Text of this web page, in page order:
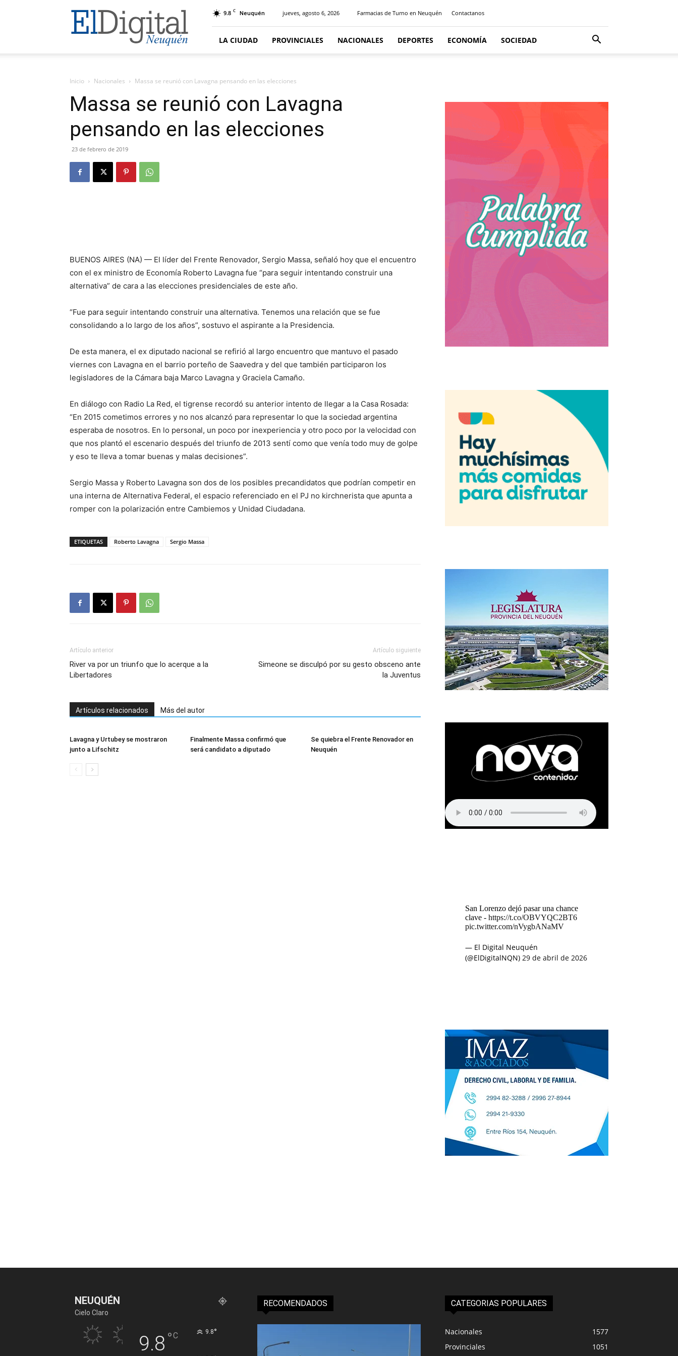
El
Digital
Neuquen
9.8 C Neuquén jueves, agosto 6, 2026 Farmacias de Turno en Neuquén Contactanos
LA CIUDAD PROVINCIALES NACIONALES DEPORTES ECONOMÍA SOCIEDAD
Inicio Nacionales Massa se reunió con Lavagna pensando en las elecciones
Massa se reunió con Lavagna
pensando en las elecciones
23 de febrero de 2019
BUENOS AIRES (NA) — El líder del Frente Renovador, Sergio Massa, señaló hoy que el encuentro
con el ex ministro de Economía Roberto Lavagna fue “para seguir intentando construir una
alternativa” de cara a las elecciones presidenciales de este año.
“Fue para seguir intentando construir una alternativa. Tenemos una relación que se fue
consolidando a lo largo de los años”, sostuvo el aspirante a la Presidencia.
De esta manera, el ex diputado nacional se refirió al largo encuentro que mantuvo el pasado
viernes con Lavagna en el barrio porteño de Saavedra y del que también participaron los
legisladores de la Cámara baja Marco Lavagna y Graciela Camaño.
En diálogo con Radio La Red, el tigrense recordó su anterior intento de llegar a la Casa Rosada:
“En 2015 cometimos errores y no nos alcanzó para representar lo que la sociedad argentina
esperaba de nosotros. En lo personal, un poco por inexperiencia y otro poco por la velocidad con
que nos plantó el escenario después del triunfo de 2013 sentí como que venía todo muy de golpe
y eso te lleva a tomar buenas y malas decisiones”.
Sergio Massa y Roberto Lavagna son dos de los posibles precandidatos que podrían competir en
una interna de Alternativa Federal, el espacio referenciado en el PJ no kirchnerista que apunta a
romper con la polarización entre Cambiemos y Unidad Ciudadana.
ETIQUETAS Roberto Lavagna Sergio Massa
Artículo anterior
River va por un triunfo que lo acerque a la
Libertadores
Artículo siguiente
Simeone se disculpó por su gesto obsceno ante
la Juventus
Artículos relacionados Más del autor
Lavagna y Urtubey se mostraron
junto a Lifschitz
Finalmente Massa confirmó que
será candidato a diputado
Se quiebra el Frente Renovador en
Neuquén
San Lorenzo dejó pasar una chance
clave - https://t.co/OBVYQC2BT6
pic.twitter.com/nVygbANaMV
— El Digital Neuquén
(@ElDigitalNQN) 29 de abril de 2026
NEUQUÉN
Cielo Claro
9.8 °C 9.8°
RECOMENDADOS CATEGORIAS POPULARES
Nacionales
1577
Provinciales
1051